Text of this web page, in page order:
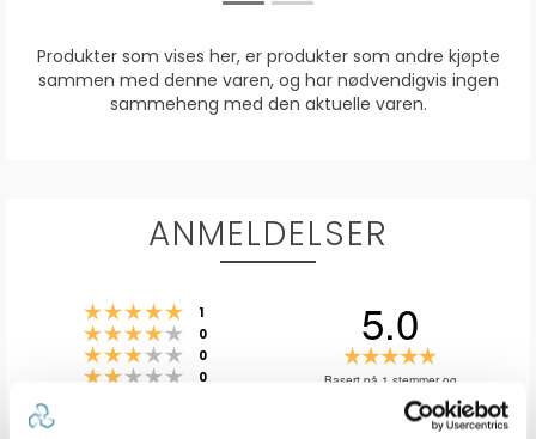
Produkter som vises her, er produkter som andre kjøpte
sammen med denne varen, og har nødvendigvis ingen
sammeheng med den aktuelle varen.
ANMELDELSER
Karakter: 5 av 5 mulige
1
Karakter: 4 av 5 mulige
0
Karakter: 3 av 5 mulige
0
Karakter: 2 av 5 mulige
0
5.0
5.0
av
5
Basert på 1 stemmer og
0 omtaler